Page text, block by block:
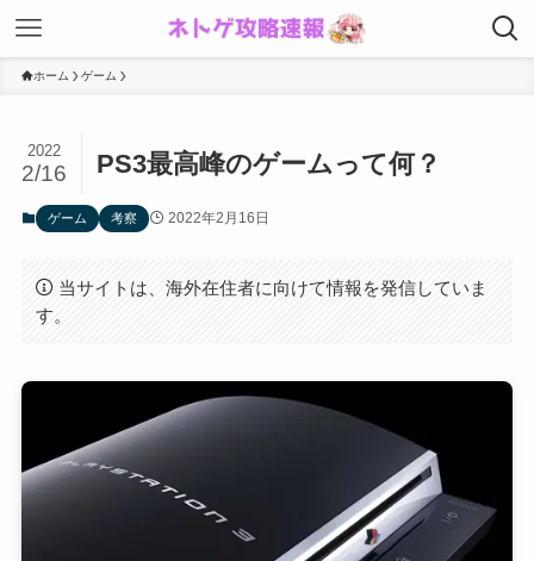
ホーム ゲーム
PS3最高峰のゲームって何？
2022
2/16
ゲーム 考察 2022年2月16日
当サイトは、海外在住者に向けて情報を発信していま
す。